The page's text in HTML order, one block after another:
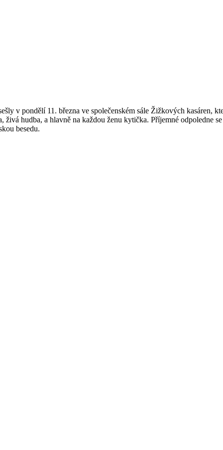
v pondělí 11. března ve společenském sále Žižkových
živá hudba, a hlavně na každou ženu kytička. Příjemné odpoledne
besedu.